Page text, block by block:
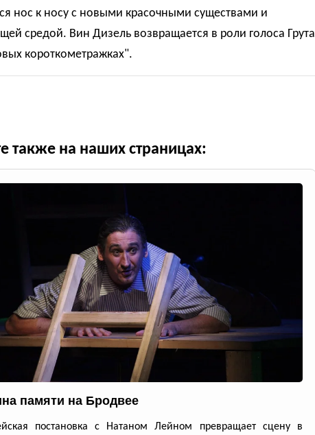
нос к носу с новыми красочными существами и
средой. Вин Дизель возвращается в роли голоса Грута
короткометражках".
также на наших страницах:
памяти на Бродвее
постановка с Натаном Лейном превращает сцену в